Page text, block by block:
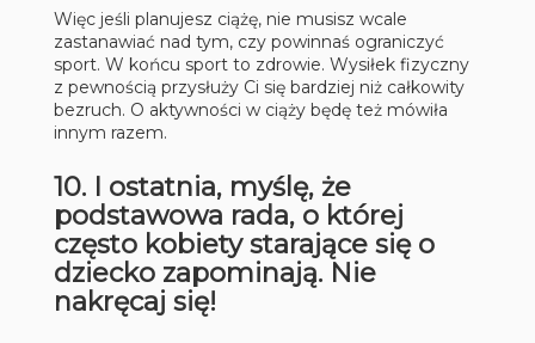
Więc jeśli planujesz ciążę, nie musisz wcale
zastanawiać nad tym, czy powinnaś ograniczyć
sport. W końcu sport to zdrowie. Wysiłek fizyczny
z pewnością przysłuży Ci się bardziej niż całkowity
bezruch. O aktywności w ciąży będę też mówiła
innym razem.
10. I ostatnia, myślę, że
podstawowa rada, o której
często kobiety starające się o
dziecko zapominają. Nie
nakręcaj się!